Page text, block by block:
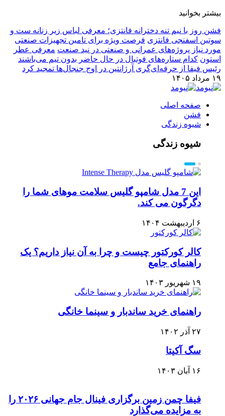
بیشتر بخوانید
فشن روز با نیم تنه دخترانه فانتزی؛ معرفی لباس زیر زنانه ست و
سوتین اسفنجی فانتزی فرصت ویژه برای تامین تجهیزات صنعتی
مورد نیاز پروژه‌های عمرانی و صنعتی در نید صنعت معرفی عطر
استون کدام ستاره‌های فوتبال در حال حاضر بدون تیم می‌باشند
رئیس فیفا از حرفه‌ای‌گری آرژانتین در اوج جنجال‌ها تمجید کرد
۱۹ مرداد ۱۴۰۵
صفحه اصلی
فشن
شیوه زندگی
شیوه زندگی
این 7 مدل شامپو گلیس سلامت موهای شما را
دگرگون می کند.
۶ اردیبهشت ۱۴۰۴
کالر کورکتور چیست و چرا به آن نیاز داریم؟ یک
راهنمای جامع
۱۹ شهریور ۱۴۰۳
راهنمای خرید ساندبار و سینما خانگی
۲۷ آذر ۱۴۰۲
سگ آکیتا
۱۶ آبان ۱۴۰۳
فیفا چمن زمین برگزاری فینال جام جهانی ۲۰۲۶ را
به مزایده می‌گذارد